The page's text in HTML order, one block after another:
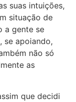
suas intuições,
situação de
a gente se
se apoiando,
não só
as
que decidi